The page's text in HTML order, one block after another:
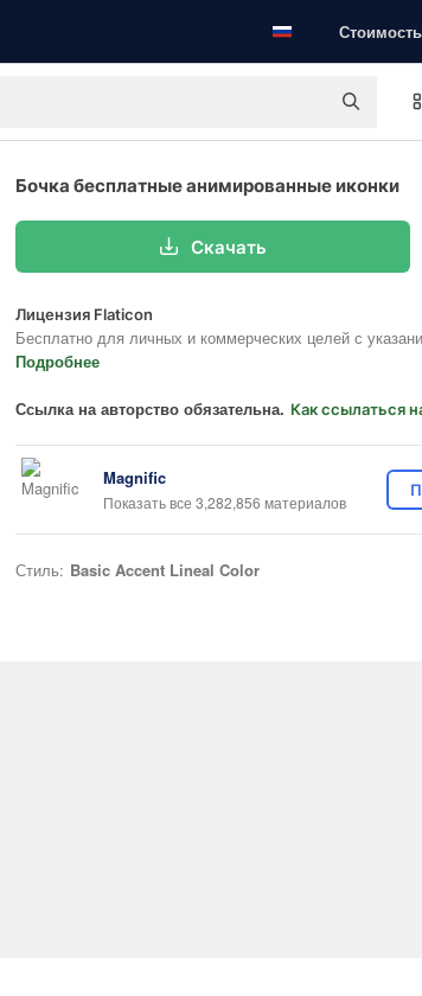
Стоимость
Бочка бесплатные анимированные иконки
Скачать
Лицензия Flaticon
Бесплатно для личных и коммерческих целей с
Подробнее
Ссылка на авторство обязательна. Как ссылаться
Magnific
Показать все 3,282,856 материалов
Стиль: Basic Accent Lineal Color